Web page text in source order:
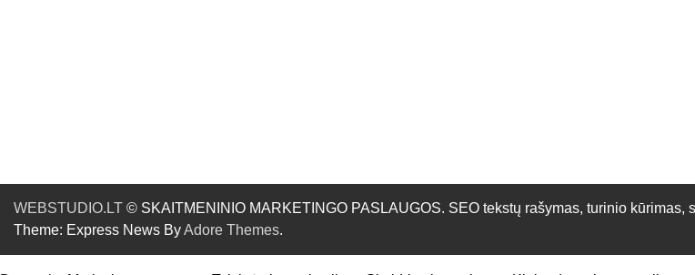
WEBSTUDIO.LT © SKAITMENINIO MARKETINGO PASLAUGOS. SEO tekstų rašymas, turinio
Theme: Express News ByAdore Themes.